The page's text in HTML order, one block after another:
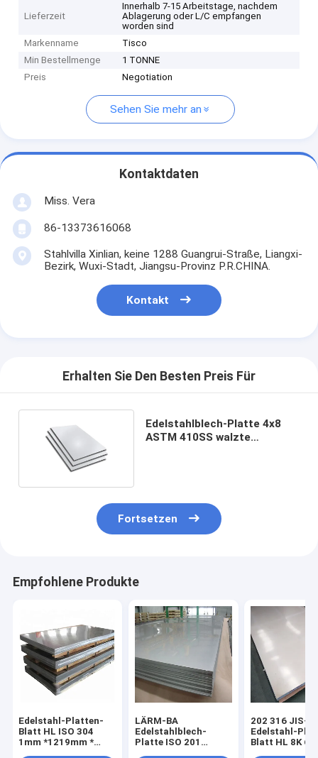
Lieferzeit
Innerhalb 7-15 Arbeitstage, nachdem
Ablagerung oder L/C empfangen
worden sind
Markenname
Tisco
Min Bestellmenge
1 TONNE
Preis
Negotiation
Sehen Sie mehr an
Kontaktdaten
Miss. Vera
86-13373616068
Stahlvilla Xinlian, keine 1288 Guangrui-Straße, Liangxi-
Bezirk, Wuxi-Stadt, Jiangsu-Provinz P.R.CHINA.
Kontakt
Erhalten Sie Den Besten Preis Für
Edelstahlblech-Platte 4x8
ASTM 410SS walzte
Fortsetzen
Empfohlene Produkte
Edelstahl-Platten-
Blatt HL ISO 304
1mm *1219mm *
LÄRM-BA
Edelstahlblech-
Platte ISO 201
202 316 JIS-
Edelstahl-
Blatt HL 8K